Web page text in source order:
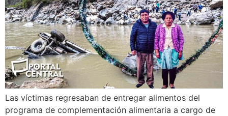
Las víctimas regresaban de entregar alimentos del
programa de complementación alimentaria a cargo de